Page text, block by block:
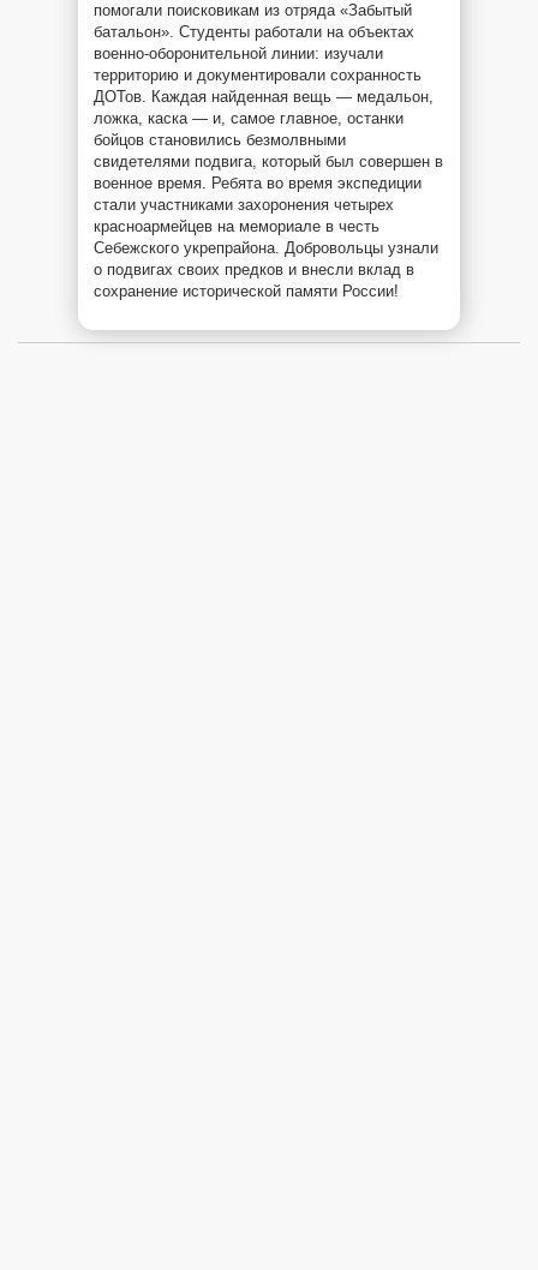
помогали поисковикам из отряда «Забытый
батальон». Студенты работали на объектах
военно-оборонительной линии: изучали
территорию и документировали сохранность
ДОТов. Каждая найденная вещь — медальон,
ложка, каска — и, самое главное, останки
бойцов становились безмолвными
свидетелями подвига, который был совершен в
военное время. Ребята во время экспедиции
стали участниками захоронения четырех
красноармейцев на мемориале в честь
Себежского укрепрайона. Добровольцы узнали
о подвигах своих предков и внесли вклад в
сохранение исторической памяти России!